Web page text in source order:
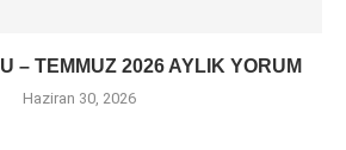
– TEMMUZ 2026 AYLIK YORUM
Haziran 30, 2026